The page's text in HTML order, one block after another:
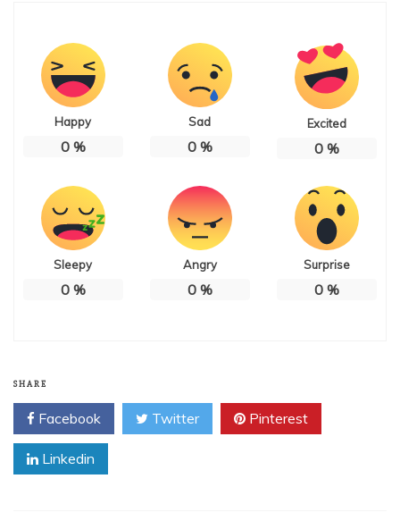
Happy
0%
Sad
0%
Excited
0%
Sleepy
0%
Angry
0%
Surprise
0%
SHARE
Facebook Twitter Pinterest
Linkedin